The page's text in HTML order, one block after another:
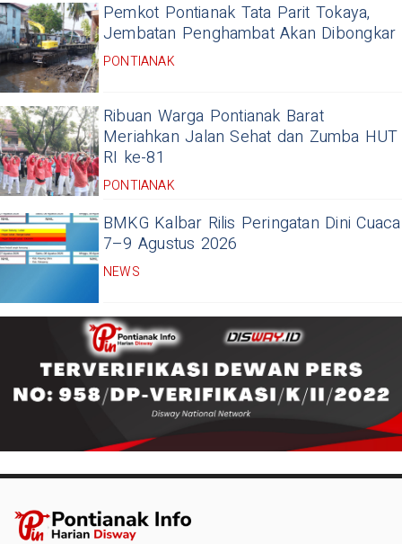
Pemkot Pontianak Tata Parit Tokaya,
Jembatan Penghambat Akan Dibongkar
PONTIANAK
Ribuan Warga Pontianak Barat
Meriahkan Jalan Sehat dan Zumba HUT
RI ke-81
PONTIANAK
BMKG Kalbar Rilis Peringatan Dini Cuaca
7–9 Agustus 2026
NEWS